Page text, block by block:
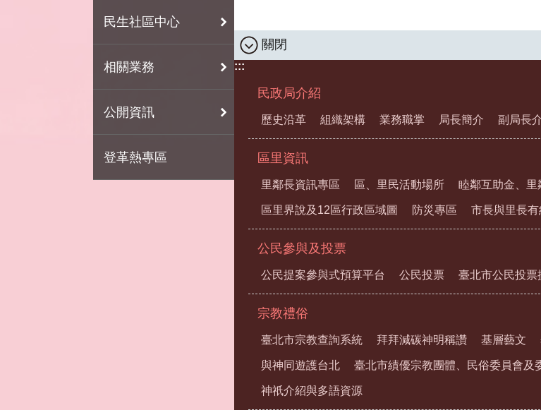
民生社區中心
相關業務
公開資訊
登革熱專區
關閉
:::
民政局介紹
歷史沿革 組織架構 業務職掌 局長簡介 副局長
區里資訊
里鄰長資訊專區 區、里民活動場所 睦鄰互助金、里
區里界說及12區行政區域圖 防災專區 市長與里長有
公民參與及投票
公民提案參與式預算平台 公民投票 臺北市公民投
宗教禮俗
臺北市宗教查詢系統 拜拜減碳神明稱讚 基層藝文
與神同遊護台北 臺北市績優宗教團體、民俗委員會及
神祇介紹與多語資源